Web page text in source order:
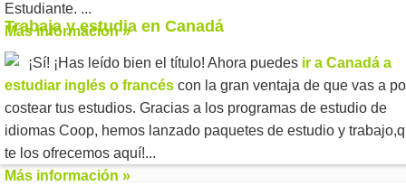
Estudiante. ...
Más información »
Trabaja y estudia en Canadá
¡Sí! ¡Has leído bien el título! Ahora puedes ir a Canadá a
estudiar inglés o francés con la gran ventaja de que vas a
costear tus estudios. Gracias a los programas de estudio de
idiomas Coop, hemos lanzado paquetes de estudio y
te los ofrecemos aquí!...
Más información »